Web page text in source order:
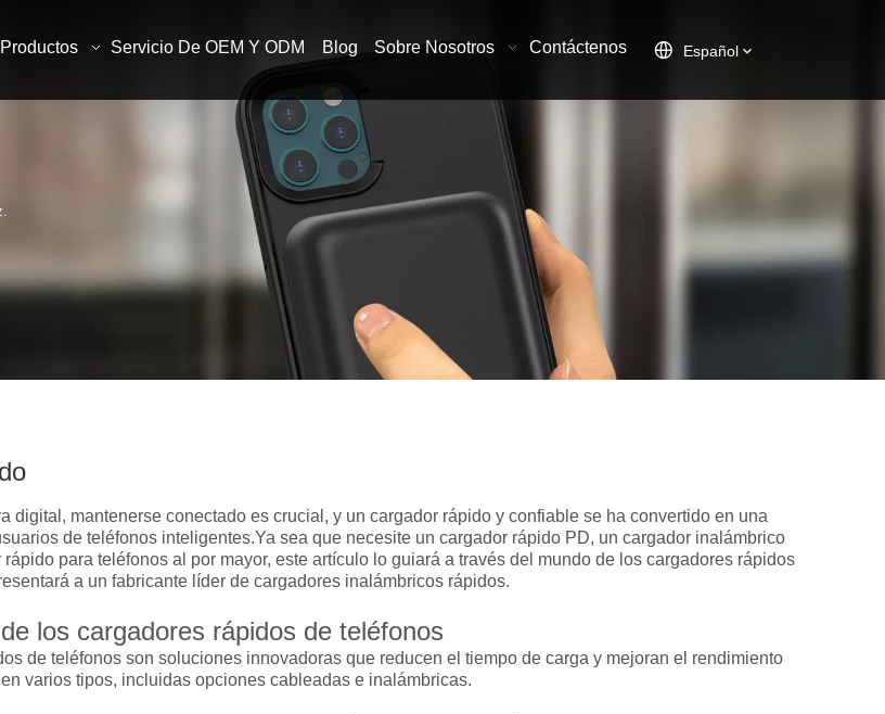
Productos Servicio De OEM Y ODM Blog Sobre Nosotros Contáctenos Español
digital, mantenerse conectado es crucial, y un cargador rápido y confiable se ha convertido en una
de teléfonos inteligentes.Ya sea que necesite un cargador rápido PD, un cargador inalámbrico
para teléfonos al por mayor, este artículo lo guiará a través del mundo de los cargadores rápidos
a un fabricante líder de cargadores inalámbricos rápidos.
los cargadores rápidos de teléfonos
de teléfonos son soluciones innovadoras que reducen el tiempo de carga y mejoran el rendimiento
varios tipos, incluidas opciones cableadas e inalámbricas.